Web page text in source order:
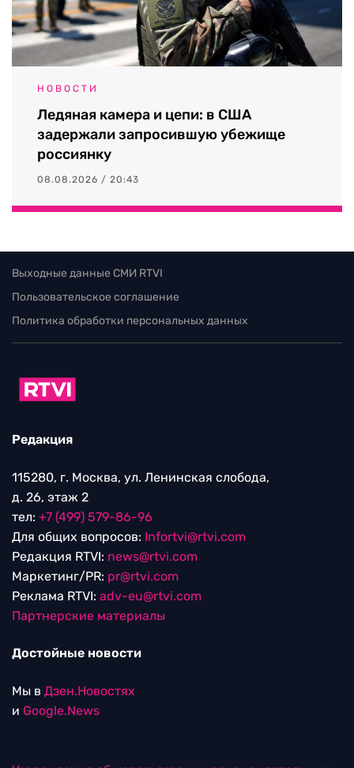
НОВОСТИ
Ледяная камера и цепи: в США
задержали запросившую убежище
россиянку
08.08.2026 / 20:43
Выходные данные СМИ RTVI
Пользовательское соглашение
Политика обработки персональных данных
Редакция
115280, г. Москва, ул. Ленинская слобода,
д. 26, этаж 2
тел: +7 (499) 579-86-96
Для общих вопросов: Infortvi@rtvi.com
Редакция RTVI: news@rtvi.com
Маркетинг/PR: pr@rtvi.com
Реклама RTVI: adv-eu@rtvi.com
Партнерские материалы
Достойные новости
Мы в Дзен.Новостях
и Google.News